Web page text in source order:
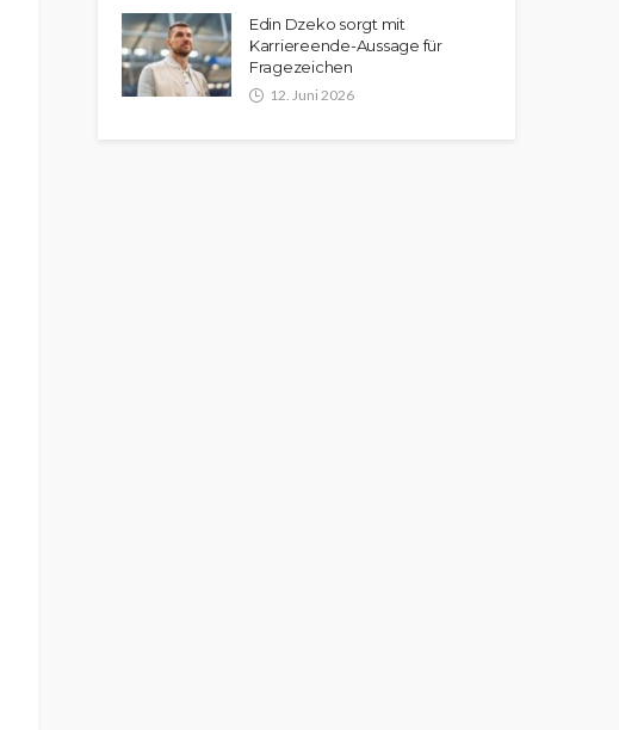
Edin Dzeko sorgt mit
Karriereende-Aussage für
Fragezeichen
12. Juni 2026